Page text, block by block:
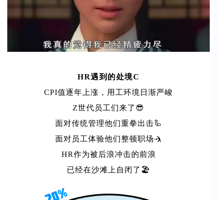
HR遇到的处境C
CPI值逐年上涨，用工环境日渐严峻
Z世代员工们来了😎
面对传统管理他们重拳出击🦾
面对员工体验他们整顿职场🤺
HR作为被后浪冲击的前浪
已经在沙滩上自闭了🏖